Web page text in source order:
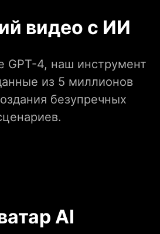
видео с ИИ
GPT-4, наш инструмент
из 5 миллионов
безупречных
AI